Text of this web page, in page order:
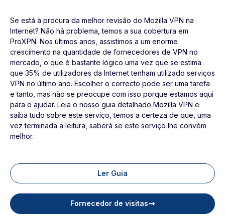
Se está à procura da melhor revisão do Mozilla VPN na
Internet? Não há problema, temos a sua cobertura em
ProXPN. Nos últimos anos, assistimos a um enorme
crescimento na quantidade de fornecedores de VPN no
mercado, o que é bastante lógico uma vez que se estima
que 35% de utilizadores da Internet tenham utilizado serviços
VPN no último ano. Escolher o correcto pode ser uma tarefa
e tanto, mas não se preocupe com isso porque estamos aqui
para o ajudar. Leia o nosso guia detalhado Mozilla VPN e
saiba tudo sobre este serviço, temos a certeza de que, uma
vez terminada a leitura, saberá se este serviço lhe convém
melhor.
Ler Guia
Fornecedor de visitas